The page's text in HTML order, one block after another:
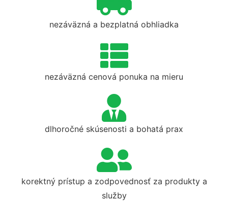
nezáväzná a bezplatná obhliadka
nezáväzná cenová ponuka na mieru
dlhoročné skúsenosti a bohatá prax
korektný prístup a zodpovednosť za produkty a
služby